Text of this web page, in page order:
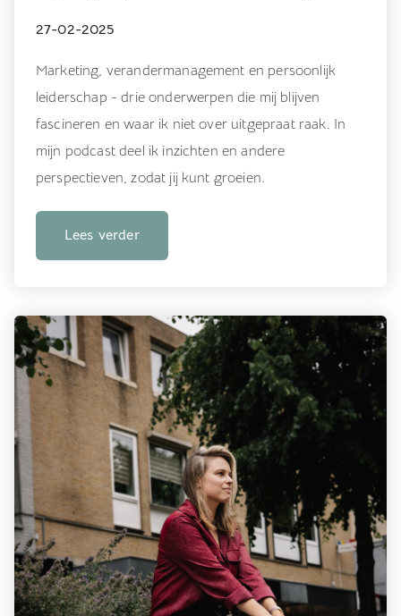
27-02-2025
Marketing, verandermanagement en persoonlijk
leiderschap - drie onderwerpen die mij blijven
fascineren en waar ik niet over uitgepraat raak. In
mijn podcast deel ik inzichten en andere
perspectieven, zodat jij kunt groeien.
Lees verder